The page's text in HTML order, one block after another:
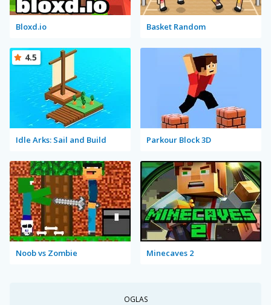
Bloxd.io Basket Random
Idle Arks: Sail and Build
4.5
Parkour Block 3D
Noob vs Zombie Minecaves 2
OGLAS